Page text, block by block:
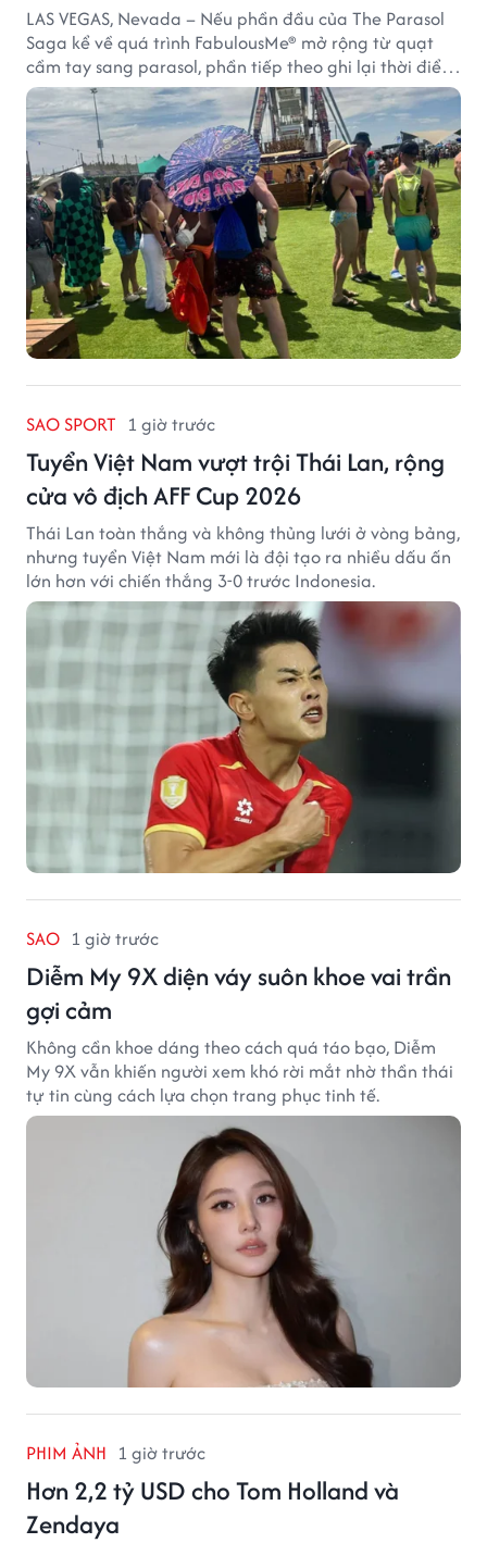
LAS VEGAS, Nevada – Nếu phần đầu của The Parasol
Saga kể về quá trình FabulousMe® mở rộng từ quạt
cầm tay sang parasol, phần tiếp theo ghi lại thời điểm
sản phẩm được thị trường đón nhận và dần vượt khỏi
công năng che nắng thông thường.
SAO SPORT 1 giờ trước
Tuyển Việt Nam vượt trội Thái Lan, rộng
cửa vô địch AFF Cup 2026
Thái Lan toàn thắng và không thủng lưới ở vòng bảng,
nhưng tuyển Việt Nam mới là đội tạo ra nhiều dấu ấn
lớn hơn với chiến thắng 3-0 trước Indonesia.
SAO 1 giờ trước
Diễm My 9X diện váy suôn khoe vai trần
gợi cảm
Không cần khoe dáng theo cách quá táo bạo, Diễm
My 9X vẫn khiến người xem khó rời mắt nhờ thần thái
tự tin cùng cách lựa chọn trang phục tinh tế.
PHIM ẢNH 1 giờ trước
Hơn 2,2 tỷ USD cho Tom Holland và
Zendaya